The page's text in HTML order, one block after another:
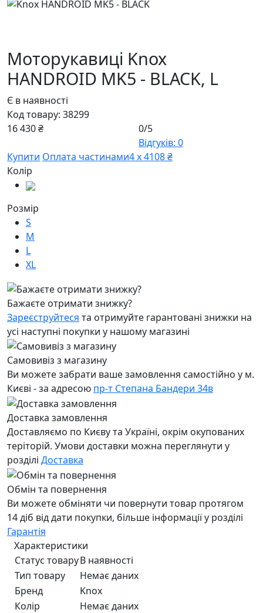
Моторукавиці Knox
HANDROID MK5 - BLACK, L
Є в наявності
Код товару: 38299
16 430 ₴
0/5
Відгуків: 0
Купити Оплата частинами4 х 4108 ₴
Колір
Розмір
S
M
L
XL
Бажаєте отримати знижку?
Зареєструйтеся та отримуйте гарантовані знижки на
усі наступні покупки у нашому магазині
Самовивіз з магазину
Ви можете забрати ваше замовлення самостійно у м.
Києві - за адресою пр-т Степана Бандери 34в
Доставка замовлення
Доставляємо по Києву та Україні, окрім окупованих
теріторій. Умови доставки можна переглянути у
розділі Доставка
Обмін та повернення
Ви можете обміняти чи повернути товар протягом
14 діб від дати покупки, більше інформації у розділі
Гарантія
Характеристики
Статус товаруВ наявності
Тип товару
Немає даних
Бренд
Knox
Колір
Немає даних